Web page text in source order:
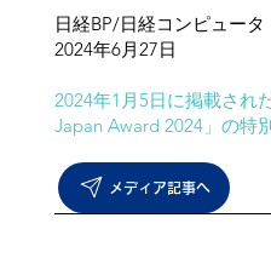
日経BP/日経コンピュータ
​2024年6月27日
2024年1月5日に掲載され
Japan Award 2024」の特
メディア記事へ